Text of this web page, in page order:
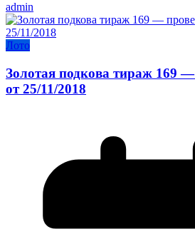
admin
Лото
Золотая подкова тираж 169
от 25/11/2018